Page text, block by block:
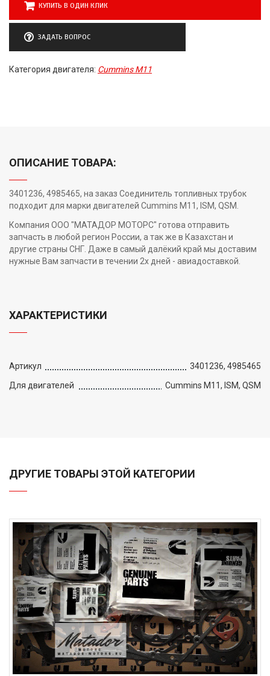
КУПИТЬ В ОДИН КЛИК
ЗАДАТЬ ВОПРОС
Категория двигателя: Cummins M11
ОПИСАНИЕ ТОВАРА:
3401236, 4985465, на заказ Соединитель топливных трубок
подходит для марки двигателей Cummins M11, ISM, QSM.
Компания ООО "МАТАДОР МОТОРС" готова отправить
запчасть в любой регион России, а так же в Казахстан и
другие страны СНГ. Даже в самый далёкий край мы доставим
нужные Вам запчасти в течении 2х дней - авиадоставкой.
ХАРАКТЕРИСТИКИ
Артикул
3401236, 4985465
Для двигателей
Cummins M11, ISM, QSM
ДРУГИЕ ТОВАРЫ ЭТОЙ КАТЕГОРИИ